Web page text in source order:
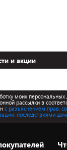
и акции
моих
рассылки в
с разъяснением прав,
последствиями